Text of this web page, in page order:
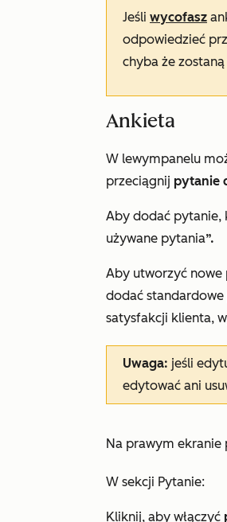
Jeśli wycofasz
odpowiedzieć
chyba że
Ankieta
W lewympanelu
przeciągnij pytanie
Aby dodać pytanie,
używane pytania”.
Aby utworzyć nowe
dodać standardowe
satysfakcji klienta,
Uwaga: jeśli
edytować ani
Na prawym
W sekcji Pytanie:
Kliknij, aby włączyć